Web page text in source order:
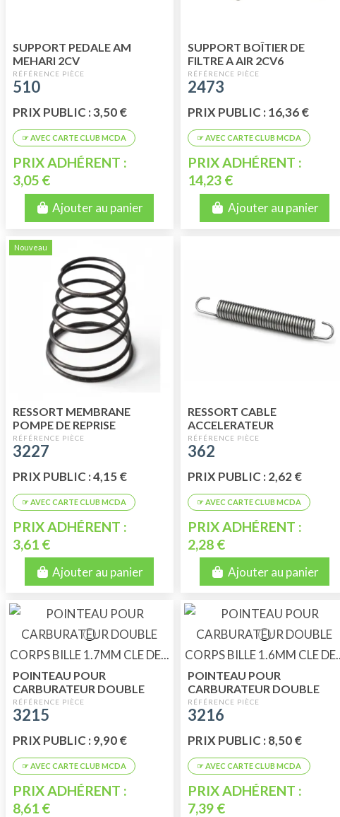
SUPPORT PEDALE AM
MEHARI 2CV
510
PRIX PUBLIC : 3,50 €
PRIX ADHÉRENT :
3,05 €
Ajouter au panier
SUPPORT BOÎTIER DE
FILTRE A AIR 2CV6
2473
PRIX PUBLIC : 16,36 €
PRIX ADHÉRENT :
14,23 €
Ajouter au panier
Nouveau
RESSORT MEMBRANE
POMPE DE REPRISE
3227
PRIX PUBLIC : 4,15 €
PRIX ADHÉRENT :
3,61 €
Ajouter au panier
RESSORT CABLE
ACCELERATEUR
362
PRIX PUBLIC : 2,62 €
PRIX ADHÉRENT :
2,28 €
Ajouter au panier
POINTEAU POUR
CARBURATEUR DOUBLE
CORPS BILLE 1.7MM CLE DE
14MM
3215
PRIX PUBLIC : 9,90 €
PRIX ADHÉRENT :
8,61 €
POINTEAU POUR
CARBURATEUR DOUBLE
CORPS BILLE 1.6MM CLE DE
11MM
3216
PRIX PUBLIC : 8,50 €
PRIX ADHÉRENT :
7,39 €